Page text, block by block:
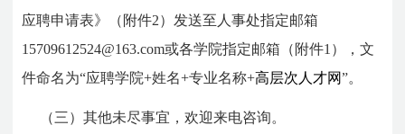
应聘申请表》（附件2）发送至人事处指定邮箱
15709612524@163.com或各学院指定邮箱（附件1 ），文
件命名为“应聘学院+姓名+专业名称+高层次人才网”。
（三）其他未尽事宜，欢迎来电咨询。